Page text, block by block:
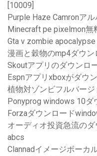
[10009]
Purple Haze Camronア
Minecraft pe pixelmon無
Gta v zombie
漫画と穀物のmp4ダウン
Skoutアプリのダウンロ
Espnアプリxboxがダウ
植物対ゾンビフルバー
Ponyprog windows 10ダ
Forzaダウンロード
オーディオ投資急流の
abcs
Clannadイメージボーカ